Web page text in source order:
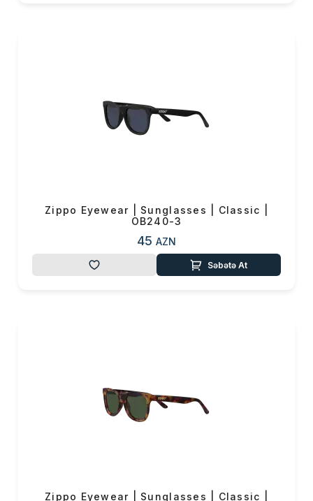
Zippo Eyewear | Sunglasses | Classic |
OB240-3
45 AZN
Səbətə At
Zippo Eyewear | Sunglasses | Classic |